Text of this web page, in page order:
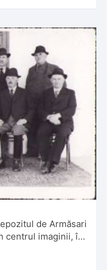
de Armăsari
centrul imaginii, în
Naționale